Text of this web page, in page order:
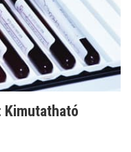
Kimutatható